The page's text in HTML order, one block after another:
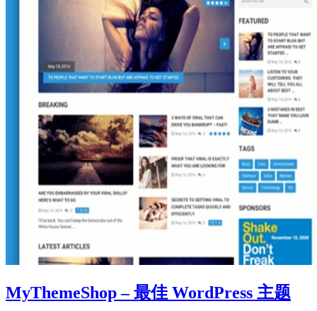
MyThemeShop – 最佳 WordPress 主题